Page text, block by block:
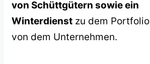
von Schüttgütern sowie ein
Winterdienst zu dem Portfolio
von dem Unternehmen.